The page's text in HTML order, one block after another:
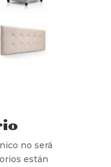
no será
están